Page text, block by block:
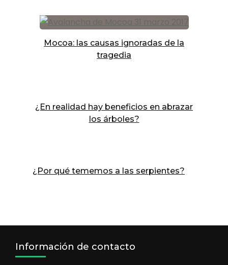
Mocoa: las causas ignoradas de la
tragedia
¿En realidad hay beneficios en abrazar
los árboles?
¿Por qué tememos a las serpientes?
Información de contacto